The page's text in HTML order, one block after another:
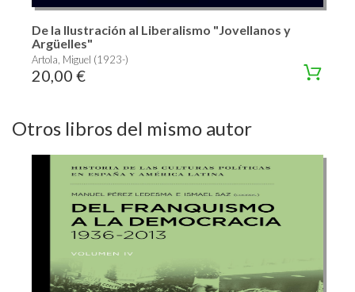
De la Ilustración al Liberalismo "Jovellanos y
Argüelles"
Artola, Miguel (1923-)
20,00 €
Otros libros del mismo autor